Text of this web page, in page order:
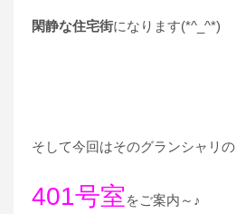
閑静な住宅街になります(*^_^*)
そして今回はそのグランシャリの
401号室 をご案内～♪